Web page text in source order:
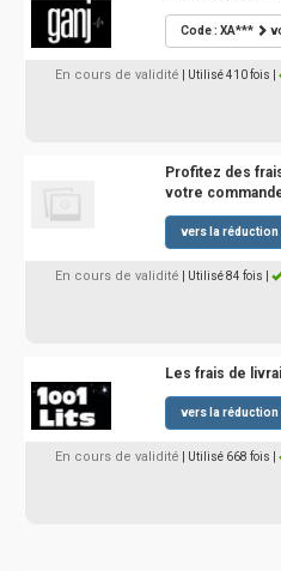
Code : XA***
En cours de validité | Utilisé 410 fois
Profitez des
votre
vers la réduction
En cours de validité | Utilisé 84 fois
Les frais de
vers la réduction
En cours de validité | Utilisé 668 fois